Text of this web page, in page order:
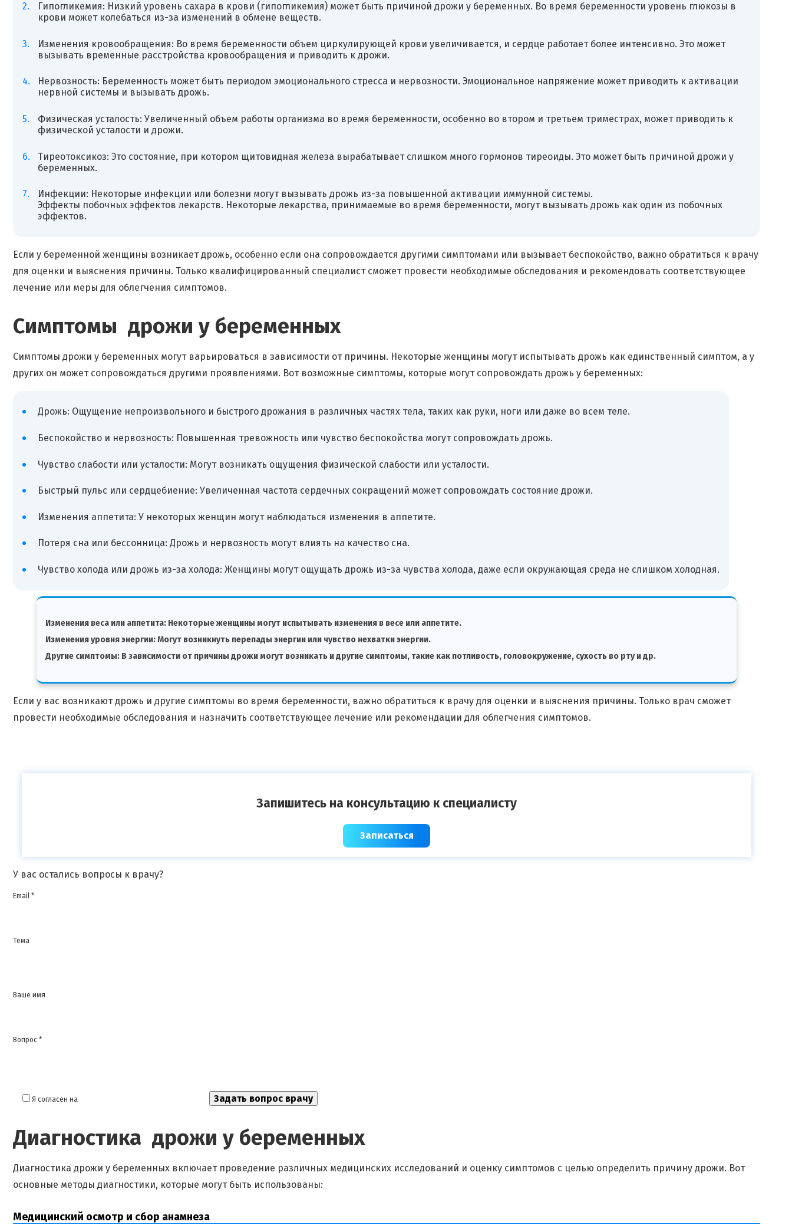
Гипогликемия: Низкий уровень сахара в крови (гипогликемия) может быть причиной дрожи у беременных. Во время беременности уровень глюкозы в
крови может колебаться из-за изменений в обмене веществ.
Изменения кровообращения: Во время беременности объем циркулирующей крови увеличивается, и сердце работает более интенсивно. Это может
вызывать временные расстройства кровообращения и приводить к дрожи.
Нервозность: Беременность может быть периодом эмоционального стресса и нервозности. Эмоциональное напряжение может приводить к активации
нервной системы и вызывать дрожь.
Физическая усталость: Увеличенный объем работы организма во время беременности, особенно во втором и третьем триместрах, может приводить к
физической усталости и дрожи.
Тиреотоксикоз: Это состояние, при котором щитовидная железа вырабатывает слишком много гормонов тиреоиды. Это может быть причиной дрожи у
беременных.
Инфекции: Некоторые инфекции или болезни могут вызывать дрожь из-за повышенной активации иммунной системы.
Эффекты побочных эффектов лекарств. Некоторые лекарства, принимаемые во время беременности, могут вызывать дрожь как один из побочных
эффектов.
Если у беременной женщины возникает дрожь, особенно если она сопровождается другими симптомами или вызывает беспокойство, важно обратиться к врачу
для оценки и выяснения причины. Только квалифицированный специалист сможет провести необходимые обследования и рекомендовать соответствующее
лечение или меры для облегчения симптомов.
Симптомы дрожи у беременных
Симптомы дрожи у беременных могут варьироваться в зависимости от причины. Некоторые женщины могут испытывать дрожь как единственный симптом, а у
других он может сопровождаться другими проявлениями. Вот возможные симптомы, которые могут сопровождать дрожь у беременных:
Дрожь: Ощущение непроизвольного и быстрого дрожания в различных частях тела, таких как руки, ноги или даже во всем теле.
Беспокойство и нервозность: Повышенная тревожность или чувство беспокойства могут сопровождать дрожь.
Чувство слабости или усталости: Могут возникать ощущения физической слабости или усталости.
Быстрый пульс или сердцебиение: Увеличенная частота сердечных сокращений может сопровождать состояние дрожи.
Изменения аппетита: У некоторых женщин могут наблюдаться изменения в аппетите.
Потеря сна или бессонница: Дрожь и нервозность могут влиять на качество сна.
Чувство холода или дрожь из-за холода: Женщины могут ощущать дрожь из-за чувства холода, даже если окружающая среда не слишком холодная.
Изменения веса или аппетита: Некоторые женщины могут испытывать изменения в весе или аппетите.
Изменения уровня энергии: Могут возникнуть перепады энергии или чувство нехватки энергии.
Другие симптомы: В зависимости от причины дрожи могут возникать и другие симптомы, такие как потливость, головокружение, сухость во рту и др.
Если у вас возникают дрожь и другие симптомы во время беременности, важно обратиться к врачу для оценки и выяснения причины. Только врач сможет
провести необходимые обследования и назначить соответствующее лечение или рекомендации для облегчения симптомов.
Запишитесь на консультацию к специалисту
Записаться
У вас остались вопросы к врачу?
Email *
Тема
Ваше имя
Вопрос *
Я согласен на
Диагностика дрожи у беременных
Диагностика дрожи у беременных включает проведение различных медицинских исследований и оценку симптомов с целью определить причину дрожи. Вот
основные методы диагностики, которые могут быть использованы:
Медицинский осмотр и сбор анамнеза